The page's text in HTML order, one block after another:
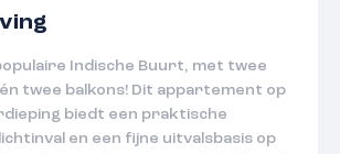
Indische Buurt, met twee
twee balkons! Dit appartement op
biedt een praktische
en een fijne uitvalsbasis op